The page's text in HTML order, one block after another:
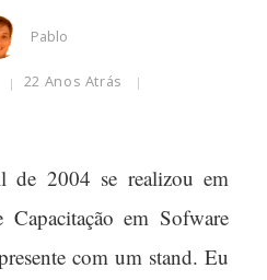
Pablo
22 Anos Atrás
2004 se realizou em
em Sofware
com um stand. Eu